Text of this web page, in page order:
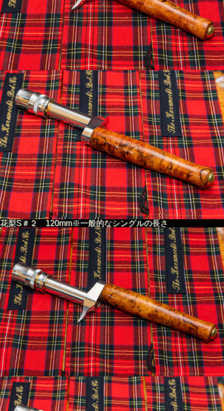
花梨S＃２ 120mm※一般的なシングルの長さ